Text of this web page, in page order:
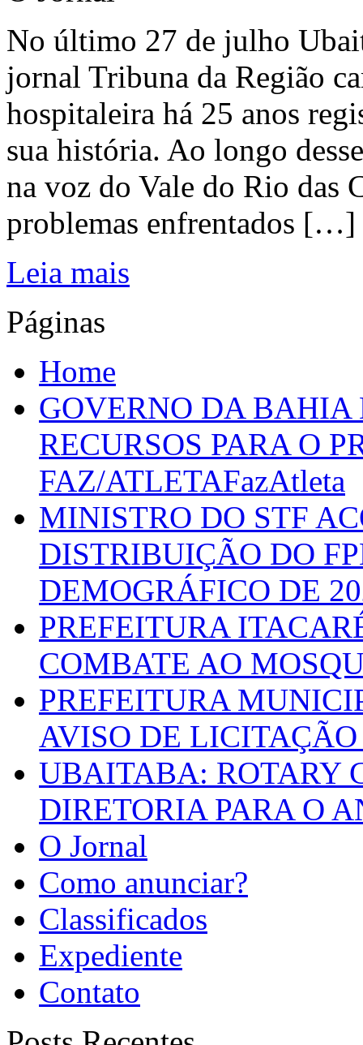
No último 27 de julho
jornal Tribuna da Região
hospitaleira há 25 anos
sua história. Ao longo
na voz do Vale do Rio das
problemas enfrentados […]
Leia mais
Páginas
Home
GOVERNO DA
RECURSOS PARA O
FAZ/ATLETAFazAtleta
MINISTRO DO STF
DISTRIBUIÇÃO DO
DEMOGRÁFICO DE
PREFEITURA
COMBATE AO
PREFEITURA
AVISO DE LICITAÇÃO
UBAITABA: ROTARY
DIRETORIA PARA O
O Jornal
Como anunciar?
Classificados
Expediente
Contato